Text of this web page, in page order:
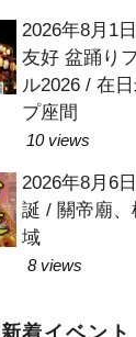
2026年8月1
友好 盆踊り
ル2026 / 在
プ座間
10 views
2026年8月6
誕 / 關帝廟
域
8 views